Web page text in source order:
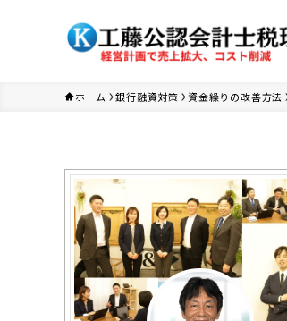
ホーム 銀行融資対策 資金繰りの改善方法